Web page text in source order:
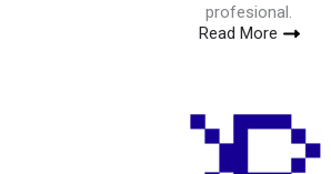
profesional.
Read More